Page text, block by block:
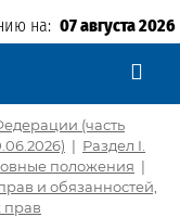
на: 07 августа 2026
(часть
| Раздел I.
положения |
и обязанностей,
прав